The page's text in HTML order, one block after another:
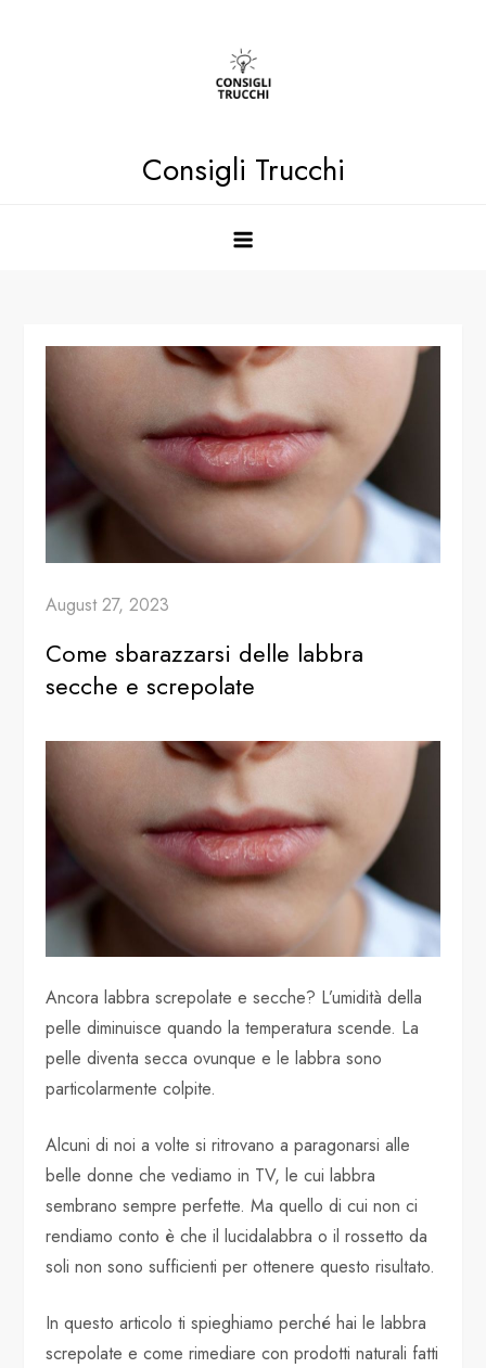
Consigli Trucchi
August 27, 2023
Come sbarazzarsi delle labbra
secche e screpolate
Ancora labbra screpolate e secche? L’umidità della
pelle diminuisce quando la temperatura scende. La
pelle diventa secca ovunque e le labbra sono
particolarmente colpite.
Alcuni di noi a volte si ritrovano a paragonarsi alle
belle donne che vediamo in TV, le cui labbra
sembrano sempre perfette. Ma quello di cui non ci
rendiamo conto è che il lucidalabbra o il rossetto da
soli non sono sufficienti per ottenere questo risultato.
In questo articolo ti spieghiamo perché hai le labbra
screpolate e come rimediare con prodotti naturali fatti